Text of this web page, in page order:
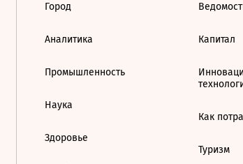
Город
Аналитика
Промышленность
Наука
Здоровье
Капитал
Как
Туризм